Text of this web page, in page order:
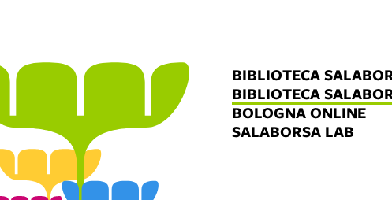
BIBLIOTECA
BIBLIOTECA
BOLOGNA ONLINE
SALABORSA LAB